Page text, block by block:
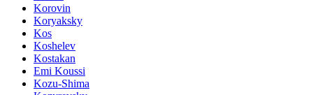
Korovin
Koryaksky
Kos
Koshelev
Kostakan
Emi Koussi
Kozu-Shima